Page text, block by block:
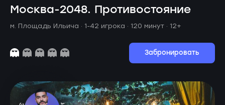
Москва-2048. Противостояние
м. Площадь Ильича · 1-42 игрока · 120 минут · 12+
Забронировать